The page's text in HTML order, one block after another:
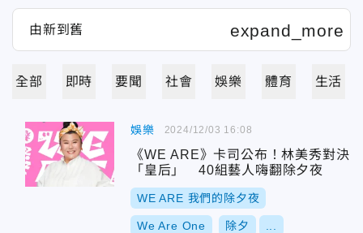
全部 即時 要聞 社會 娛樂 體育 生活
娛樂
《WE ARE》卡司公布！林美秀對決
「皇后」 40組藝人嗨翻除夕夜
WE ARE 我們的除夕夜
We Are One 除夕
2024/12/03 16:08